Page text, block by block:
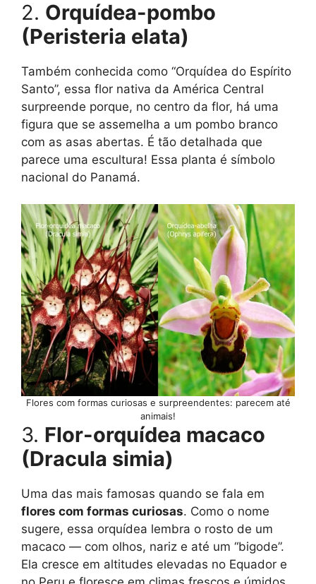
2. Orquídea-pombo
(Peristeria elata)
Também conhecida como “Orquídea do Espírito
Santo”, essa flor nativa da América Central
surpreende porque, no centro da flor, há uma
figura que se assemelha a um pombo branco
com as asas abertas. É tão detalhada que
parece uma escultura! Essa planta é símbolo
nacional do Panamá.
Flores com formas curiosas e surpreendentes: parecem até
animais!
3. Flor-orquídea macaco
(Dracula simia)
Uma das mais famosas quando se fala em
flores com formas curiosas. Como o nome
sugere, essa orquídea lembra o rosto de um
macaco — com olhos, nariz e até um “bigode”.
Ela cresce em altitudes elevadas no Equador e